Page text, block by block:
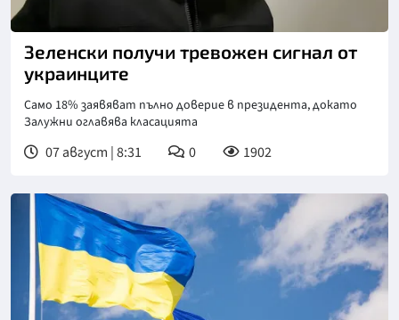
Зеленски получи тревожен сигнал от
украинците
Само 18% заявяват пълно доверие в президента, докато
Залужни оглавява класацията
07 август | 8:31 0 1902